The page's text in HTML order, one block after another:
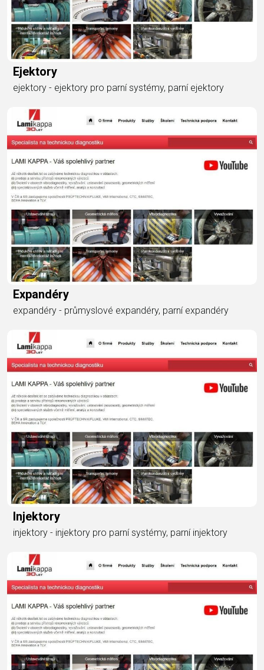
Ejektory
ejektory - ejektory pro parní systémy, parní ejektory
Expandéry
expandéry - průmyslové expandéry, parní expandéry
Injektory
injektory - injektory pro parní systémy, parní injektory